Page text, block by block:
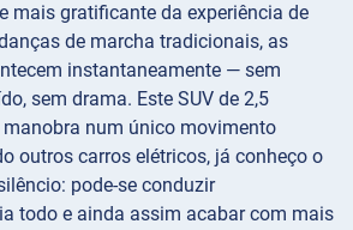
mais gratificante da experiência de
de marcha tradicionais, as
instantaneamente — sem
sem drama. Este SUV de 2,5
num único movimento
outros carros elétricos, já conheço o
pode-se conduzir
todo e ainda assim acabar com mais